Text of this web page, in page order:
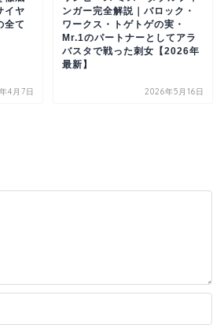
イヤ
全て
4月7日
ンガー完全解説｜バロック・
ワークス・トゲトゲの実・
Mr.1のパートナーとしてアラ
バスタで戦った刺女【2026年
最新】
2026年5月16日